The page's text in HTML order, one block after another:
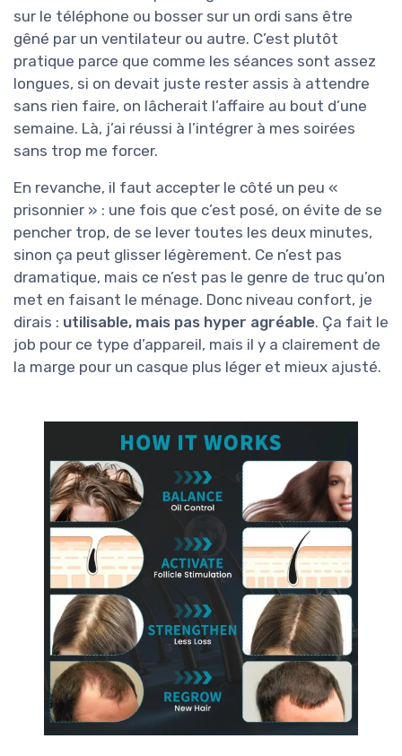
sur le téléphone ou bosser sur un ordi sans être
gêné par un ventilateur ou autre. C’est plutôt
pratique parce que comme les séances sont assez
longues, si on devait juste rester assis à attendre
sans rien faire, on lâcherait l’affaire au bout d’une
semaine. Là, j’ai réussi à l’intégrer à mes soirées
sans trop me forcer.
En revanche, il faut accepter le côté un peu «
prisonnier » : une fois que c’est posé, on évite de se
pencher trop, de se lever toutes les deux minutes,
sinon ça peut glisser légèrement. Ce n’est pas
dramatique, mais ce n’est pas le genre de truc qu’on
met en faisant le ménage. Donc niveau confort, je
dirais : utilisable, mais pas hyper agréable. Ça fait le
job pour ce type d’appareil, mais il y a clairement de
la marge pour un casque plus léger et mieux ajusté.